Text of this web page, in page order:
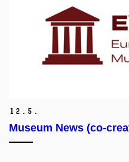
12. 5.
Museum News (co-